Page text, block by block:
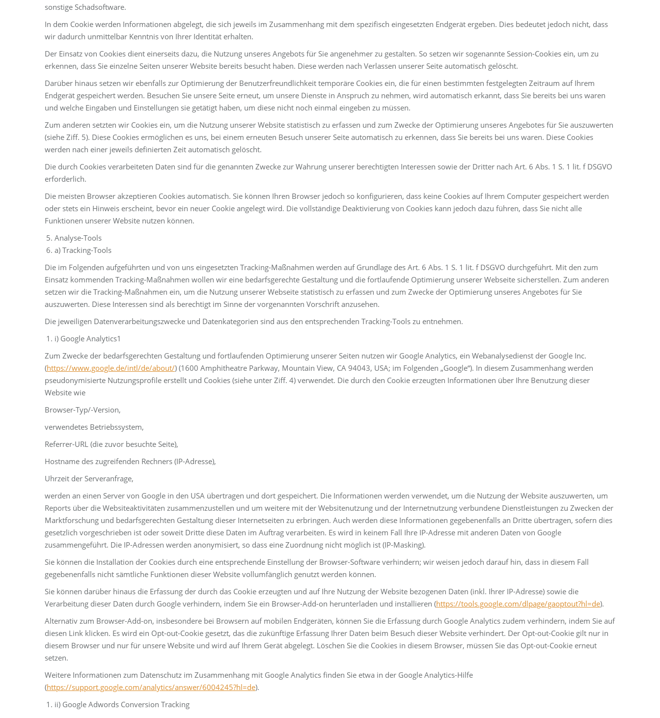
sonstige Schadsoftware.
In dem Cookie werden Informationen abgelegt, die sich jeweils im Zusammenhang mit dem spezifisch eingesetzten Endgerät ergeben. Dies bedeutet jedoch nicht, dass
wir dadurch unmittelbar Kenntnis von Ihrer Identität erhalten.
Der Einsatz von Cookies dient einerseits dazu, die Nutzung unseres Angebots für Sie angenehmer zu gestalten. So setzen wir sogenannte Session-Cookies ein, um zu
erkennen, dass Sie einzelne Seiten unserer Website bereits besucht haben. Diese werden nach Verlassen unserer Seite automatisch gelöscht.
Darüber hinaus setzen wir ebenfalls zur Optimierung der Benutzerfreundlichkeit temporäre Cookies ein, die für einen bestimmten festgelegten Zeitraum auf Ihrem
Endgerät gespeichert werden. Besuchen Sie unsere Seite erneut, um unsere Dienste in Anspruch zu nehmen, wird automatisch erkannt, dass Sie bereits bei uns waren
und welche Eingaben und Einstellungen sie getätigt haben, um diese nicht noch einmal eingeben zu müssen.
Zum anderen setzten wir Cookies ein, um die Nutzung unserer Website statistisch zu erfassen und zum Zwecke der Optimierung unseres Angebotes für Sie auszuwerten
(siehe Ziff. 5). Diese Cookies ermöglichen es uns, bei einem erneuten Besuch unserer Seite automatisch zu erkennen, dass Sie bereits bei uns waren. Diese Cookies
werden nach einer jeweils definierten Zeit automatisch gelöscht.
Die durch Cookies verarbeiteten Daten sind für die genannten Zwecke zur Wahrung unserer berechtigten Interessen sowie der Dritter nach Art. 6 Abs. 1 S. 1 lit. f DSGVO
erforderlich.
Die meisten Browser akzeptieren Cookies automatisch. Sie können Ihren Browser jedoch so konfigurieren, dass keine Cookies auf Ihrem Computer gespeichert werden
oder stets ein Hinweis erscheint, bevor ein neuer Cookie angelegt wird. Die vollständige Deaktivierung von Cookies kann jedoch dazu führen, dass Sie nicht alle
Funktionen unserer Website nutzen können.
Analyse-Tools
a) Tracking-Tools
Die im Folgenden aufgeführten und von uns eingesetzten Tracking-Maßnahmen werden auf Grundlage des Art. 6 Abs. 1 S. 1 lit. f DSGVO durchgeführt. Mit den zum
Einsatz kommenden Tracking-Maßnahmen wollen wir eine bedarfsgerechte Gestaltung und die fortlaufende Optimierung unserer Webseite sicherstellen. Zum anderen
setzen wir die Tracking-Maßnahmen ein, um die Nutzung unserer Webseite statistisch zu erfassen und zum Zwecke der Optimierung unseres Angebotes für Sie
auszuwerten. Diese Interessen sind als berechtigt im Sinne der vorgenannten Vorschrift anzusehen.
Die jeweiligen Datenverarbeitungszwecke und Datenkategorien sind aus den entsprechenden Tracking-Tools zu entnehmen.
i) Google Analytics1
Zum Zwecke der bedarfsgerechten Gestaltung und fortlaufenden Optimierung unserer Seiten nutzen wir Google Analytics, ein Webanalysedienst der Google Inc.
(https://www.google.de/intl/de/about/) (1600 Amphitheatre Parkway, Mountain View, CA 94043, USA; im Folgenden „Google“). In diesem Zusammenhang werden
pseudonymisierte Nutzungsprofile erstellt und Cookies (siehe unter Ziff. 4) verwendet. Die durch den Cookie erzeugten Informationen über Ihre Benutzung dieser
Website wie
Browser-Typ/-Version,
verwendetes Betriebssystem,
Referrer-URL (die zuvor besuchte Seite),
Hostname des zugreifenden Rechners (IP-Adresse),
Uhrzeit der Serveranfrage,
werden an einen Server von Google in den USA übertragen und dort gespeichert. Die Informationen werden verwendet, um die Nutzung der Website auszuwerten, um
Reports über die Websiteaktivitäten zusammenzustellen und um weitere mit der Websitenutzung und der Internetnutzung verbundene Dienstleistungen zu Zwecken der
Marktforschung und bedarfsgerechten Gestaltung dieser Internetseiten zu erbringen. Auch werden diese Informationen gegebenenfalls an Dritte übertragen, sofern dies
gesetzlich vorgeschrieben ist oder soweit Dritte diese Daten im Auftrag verarbeiten. Es wird in keinem Fall Ihre IP-Adresse mit anderen Daten von Google
zusammengeführt. Die IP-Adressen werden anonymisiert, so dass eine Zuordnung nicht möglich ist (IP-Masking).
Sie können die Installation der Cookies durch eine entsprechende Einstellung der Browser-Software verhindern; wir weisen jedoch darauf hin, dass in diesem Fall
gegebenenfalls nicht sämtliche Funktionen dieser Website vollumfänglich genutzt werden können.
Sie können darüber hinaus die Erfassung der durch das Cookie erzeugten und auf Ihre Nutzung der Website bezogenen Daten (inkl. Ihrer IP-Adresse) sowie die
Verarbeitung dieser Daten durch Google verhindern, indem Sie ein Browser-Add-on herunterladen und installieren (https://tools.google.com/dlpage/gaoptout?hl=de).
Alternativ zum Browser-Add-on, insbesondere bei Browsern auf mobilen Endgeräten, können Sie die Erfassung durch Google Analytics zudem verhindern, indem Sie auf
diesen Link klicken. Es wird ein Opt-out-Cookie gesetzt, das die zukünftige Erfassung Ihrer Daten beim Besuch dieser Website verhindert. Der Opt-out-Cookie gilt nur in
diesem Browser und nur für unsere Website und wird auf Ihrem Gerät abgelegt. Löschen Sie die Cookies in diesem Browser, müssen Sie das Opt-out-Cookie erneut
setzen.
Weitere Informationen zum Datenschutz im Zusammenhang mit Google Analytics finden Sie etwa in der Google Analytics-Hilfe
(https://support.google.com/analytics/answer/6004245?hl=de).
ii) Google Adwords Conversion Tracking